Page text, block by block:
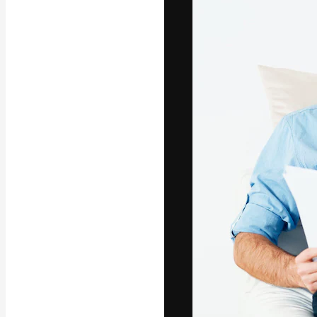
La plataforma
trabajo. Más
entre
Copyright © 2010-